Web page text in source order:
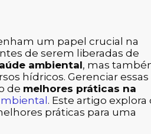
um papel crucial na
de serem liberadas de
ambiental, mas
hídricos. Gerenciar essas
de melhores práticas na
. Este artigo explora
práticas para uma